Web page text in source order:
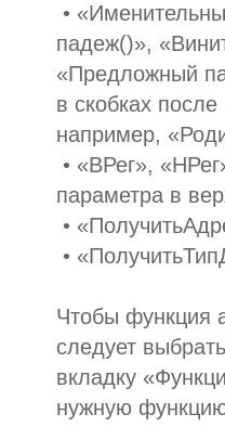
•
падеж()»,
«Предложный
в скобках
например,
• «ВРег»,
параметра в
•
•
Чтобы функция
следует
вкладку
нужную